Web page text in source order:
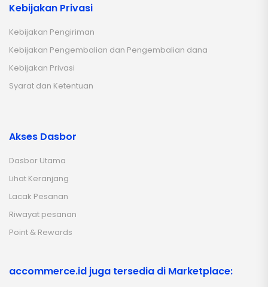
Kebijakan Privasi
Kebijakan Pengiriman
Kebijakan Pengembalian dan Pengembalian dana
Kebijakan Privasi
Syarat dan Ketentuan
Akses Dasbor
Dasbor Utama
Lihat Keranjang
Lacak Pesanan
Riwayat pesanan
Point & Rewards
accommerce.id juga tersedia di Marketplace: